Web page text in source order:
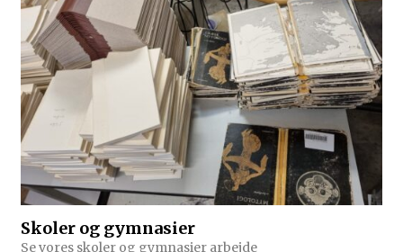
Skoler og gymnasier
Se vores skoler og gymnasier arbejde